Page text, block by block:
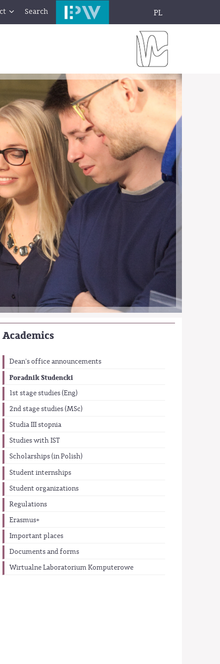
Search PL
Academics
Dean's office announcements
Poradnik Studencki
1st stage studies (Eng)
2nd stage studies (MSc)
Studia III stopnia
Studies with IST
Scholarships (in Polish)
Student internships
Student organizations
Regulations
Erasmus+
Important places
Documents and forms
Wirtualne Laboratorium Komputerowe